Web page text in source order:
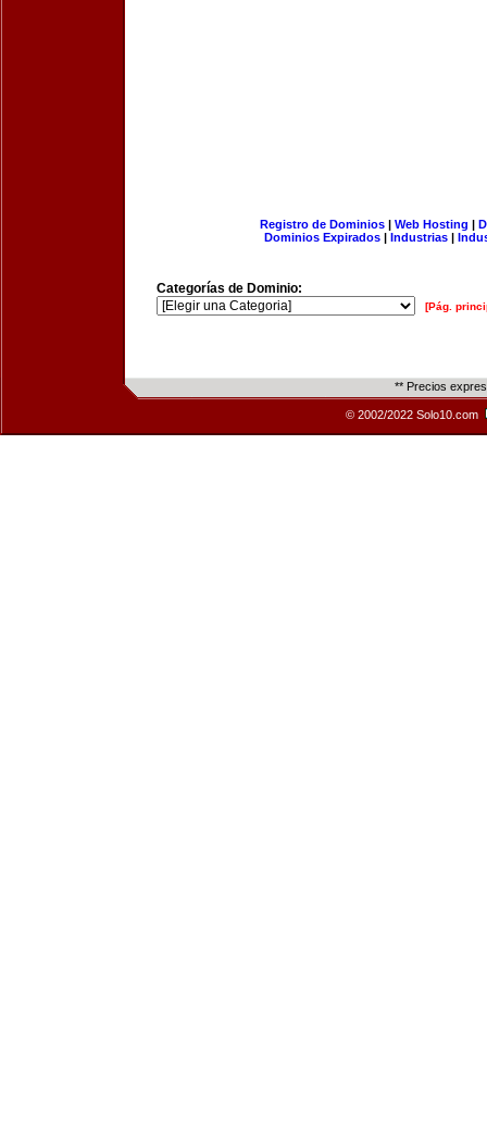
Registro de Dominios| Web Hosting |
Dominios Expirados | Industrias |
Categorías de Dominio:
[Pág.
** Precios
© 2002/2022 Solo10.com